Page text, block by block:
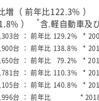
増（ 前年比122.3% ）
1.8% ） * 含.軽自動車及
台 ： 前年比 129.2% *
台 ： 前年比 138.8% *
台 ： 前年比 79.2% *
台 ： 前年比 110.3% *
台 ： 前年比 140.8% *
台 ： 前年比
*